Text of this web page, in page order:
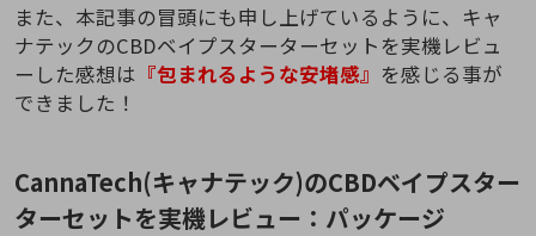
また、本記事の冒頭にも申し上げているように、キャ
ナテックのCBDベイプスターターセットを実機レビュ
ーした感想は 『包まれるような安堵感』 を感じる事が
できました！
CannaTech(キャナテック)のCBDベイプスター
ターセットを実機レビュー：パッケージ